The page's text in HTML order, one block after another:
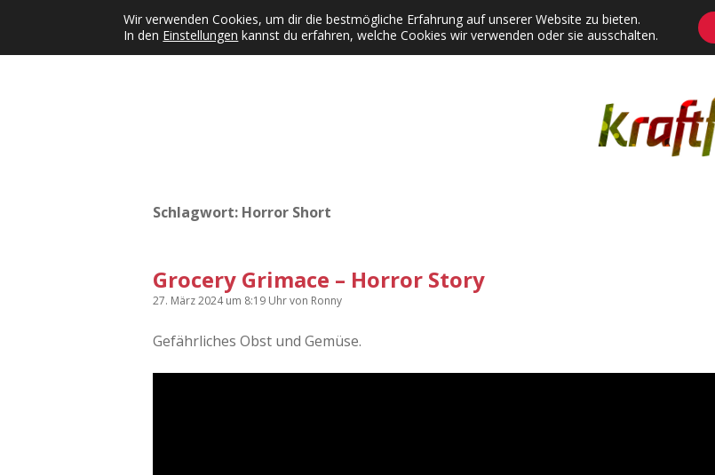
Kategorien Dropdown-Menü öffnen
KFMW-Disco Dates Instagrams Contact Adventskalender Dropdown-Menü öffnen
Schlagwort: Horror Short
Grocery Grimace – Horror Story
27. März 2024um 8:19 Uhrvon Ronny
Gefährliches Obst und Gemüse.
Wir verwenden Cookies, um dir die bestmögliche Erfahrung auf unserer Website zu bieten.
In den Einstellungen kannst du erfahren, welche Cookies wir verwenden oder sie ausschalten.